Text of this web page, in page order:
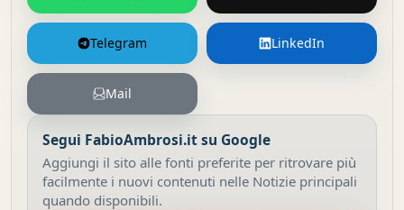
Telegram LinkedIn
Mail
Segui FabioAmbrosi.it su Google
Aggiungi il sito alle fonti preferite per ritrovare più
facilmente i nuovi contenuti nelle Notizie principali
quando disponibili.